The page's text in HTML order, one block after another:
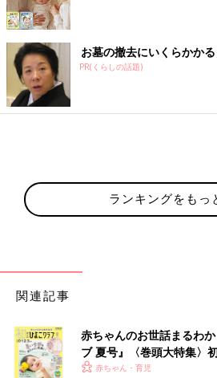
お墓の撤去にいくらかか
PR(くらしの話題)
ランキングをもっ
関連記事
赤ちゃんのお世話まるわ
ブ 夏号』〈巻頭大特集〉
く！ おっぱい・ミルクの
赤ちゃん・育児